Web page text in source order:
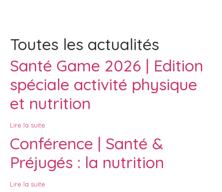
Toutes les actualités
Santé Game 2026 | Edition
spéciale activité physique
et nutrition
Lire la suite
Conférence | Santé &
Préjugés : la nutrition
Lire la suite